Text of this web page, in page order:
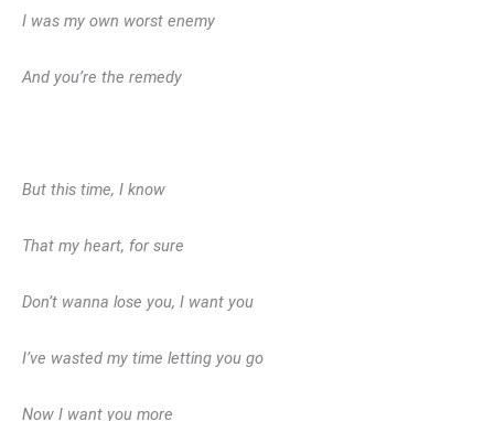
I was my own worst enemy
And you’re the remedy
But this time, I know
That my heart, for sure
Don’t wanna lose you, I want you
I’ve wasted my time letting you go
Now I want you more